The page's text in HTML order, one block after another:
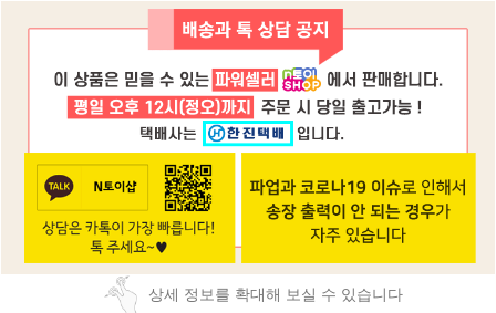
상세 정보를 확대해 보실 수 있습니다